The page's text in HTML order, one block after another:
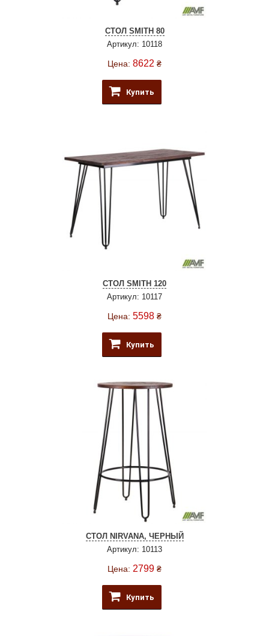
СТОЛ SMITH 80
Артикул: 10118
Цена: 8622 ₴
Купить
СТОЛ SMITH 120
Артикул: 10117
Цена: 5598 ₴
Купить
СТОЛ NIRVANA, ЧЕРНЫЙ
Артикул: 10113
Цена: 2799 ₴
Купить